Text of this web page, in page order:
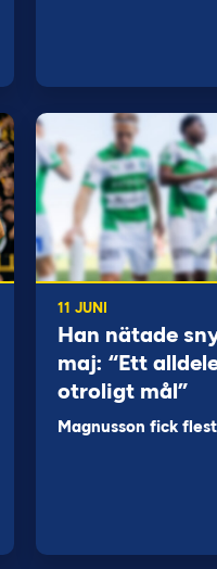
11 JUNI
Han nätade
maj: “Ett
otroligt mål”
Magnusson fick